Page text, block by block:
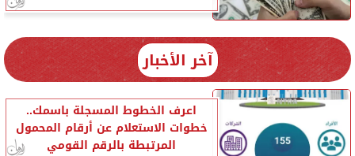
آخر الأخبار
اعرف الخطوط المسجلة باسمك..
خطوات الاستعلام عن أرقام المحمول
المرتبطة بالرقم القومي